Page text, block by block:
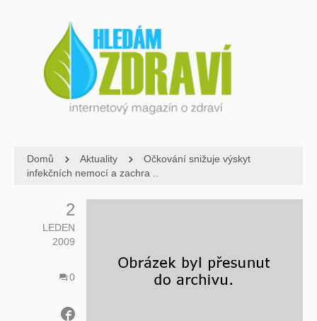
Domů Aktuality
Očkování snižuje výskyt
infekčních nemocí a zachra ..
2
LEDEN
2009
0